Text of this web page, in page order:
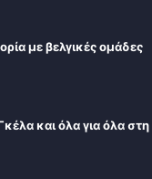
με βελγικές ομάδες
και όλα για όλα στη